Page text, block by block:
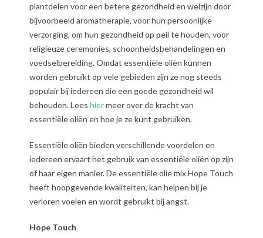
plantdelen voor een betere gezondheid en welzijn door
bijvoorbeeld aromatherapie, voor hun persoonlijke
verzorging, om hun gezondheid op peil te houden, voor
religieuze ceremonies, schoonheidsbehandelingen en
voedselbereiding. Omdat essentiële oliën kunnen
worden gebruikt op vele gebieden zijn ze nog steeds
populair bij iedereen die een goede gezondheid wil
behouden. Lees hiermeer over de kracht van
essentiële oliën en hoe je ze kunt gebruiken.
Essentiële oliën bieden verschillende voordelen en
iedereen ervaart het gebruik van essentiële oliën op zijn
of haar eigen manier. De essentiële olie mix Hope Touch
heeft hoopgevende kwaliteiten, kan helpen bij je
verloren voelen en wordt gebruikt bij angst.
Hope Touch